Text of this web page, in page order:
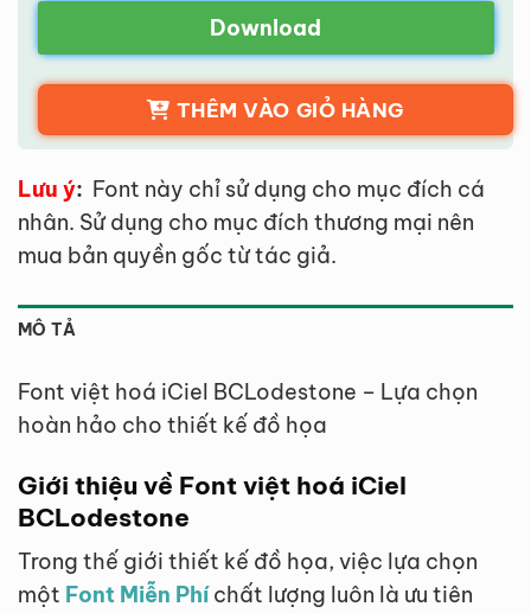
Download
THÊM VÀO GIỎ HÀNG
Lưu ý: Font này chỉ sử dụng cho mục đích cá
nhân. Sử dụng cho mục đích thương mại nên
mua bản quyền gốc từ tác giả.
MÔ TẢ
Font việt hoá iCiel BCLodestone – Lựa chọn
hoàn hảo cho thiết kế đồ họa
Giới thiệu về Font việt hoá iCiel
BCLodestone
Trong thế giới thiết kế đồ họa, việc lựa chọn
một Font Miễn Phíchất lượng luôn là ưu tiên